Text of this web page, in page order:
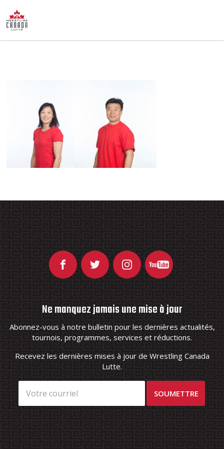
Ne manquez jamais une mise à jour
Abonnez-vous à notre bulletin pour les dernières actualités,
tournois, programmes, services et réductions.
Recevez les dernières mises à jour de Wrestling Canada
Lutte.